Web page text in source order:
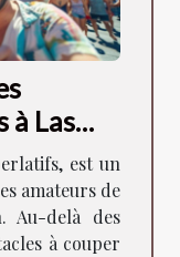
à Las
est un
amateurs de
Au-delà des
à couper